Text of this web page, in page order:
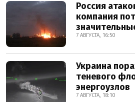
Россия
компания
7 АВГУСТА, 16:50
Украина
теневого
энергоузлов
7 АВГУСТА, 18:10